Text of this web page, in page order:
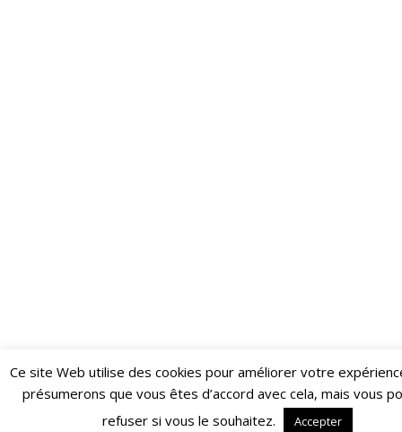
Restez informé·e des dernières actualités du Poing !
ABONNEZ-VOUS À LA NEWSLETTER
Ce site Web utilise des cookies pour améliorer votre
présumerons que vous êtes d’accord avec cela, mais vous
refuser si vous le souhaitez.
Accepter